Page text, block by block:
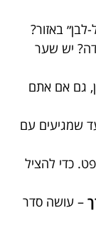
לבן״ באזור?
יש שער
כן, גם אם אתם
שמגיעים עם
כדי להציל
– עושה סדר